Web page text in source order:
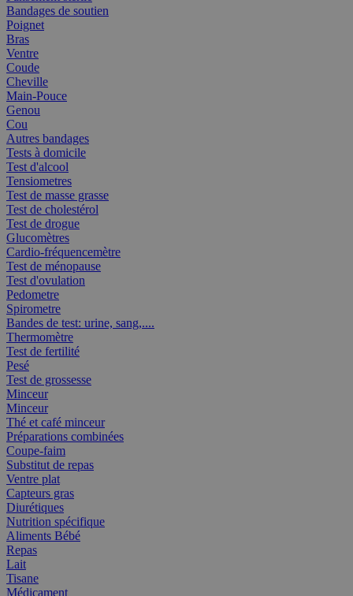
Bandages de soutien
Poignet
Bras
Ventre
Coude
Cheville
Main-Pouce
Genou
Cou
Autres bandages
Tests à domicile
Test d'alcool
Tensiometres
Test de masse grasse
Test de cholestérol
Test de drogue
Glucomètres
Cardio-fréquencemètre
Test de ménopause
Test d'ovulation
Pedometre
Spirometre
Bandes de test: urine, sang,....
Thermomètre
Test de fertilité
Pesé
Test de grossesse
Minceur
Minceur
Thé et café minceur
Préparations combinées
Coupe-faim
Substitut de repas
Ventre plat
Capteurs gras
Diurétiques
Nutrition spécifique
Aliments Bébé
Repas
Lait
Tisane
Médicament